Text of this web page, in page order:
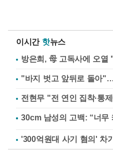
이시간 핫뉴스
방은희, 母 고독사에 오열
"바지 벗고 앞뒤로 돌아
전현무 "전 연인 집착·통
'300억원대 사기 혐의' 차